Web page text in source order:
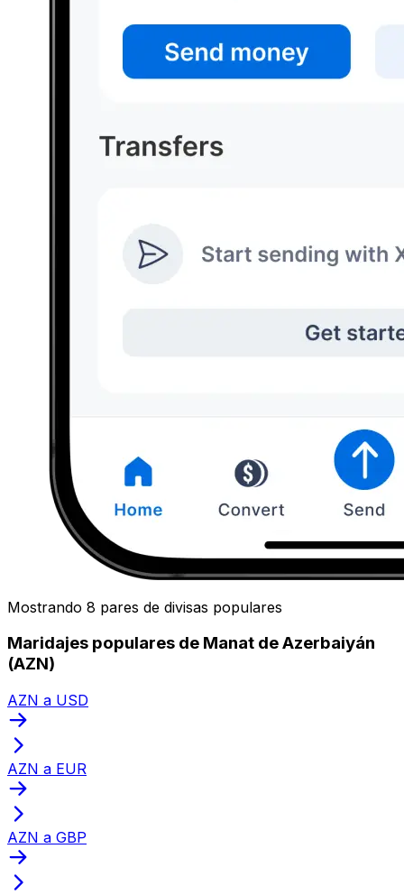
Mostrando 8 pares de divisas populares
Maridajes populares de Manat de Azerbaiyán
(AZN)
AZN a USD
AZN a EUR
AZN a GBP